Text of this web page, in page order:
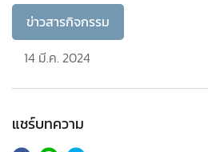
ข่าวสารกิจกรรม
14 มี.ค. 2024
แชร์บทความ